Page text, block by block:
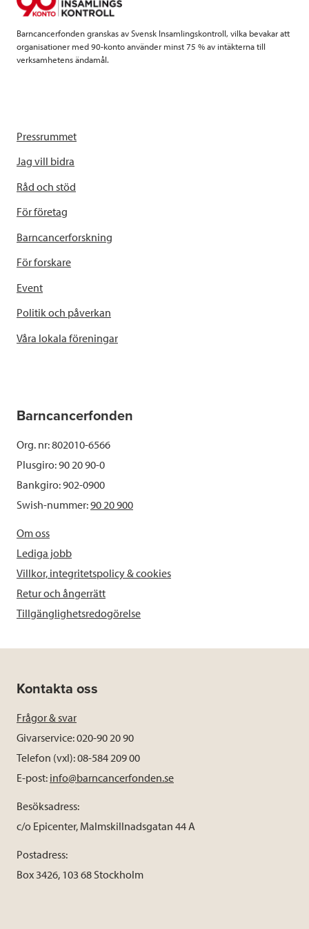
k
Barncancerfonden granskas av Svensk Insamlingskontroll, vilka bevakar att
organisationer med 90-konto använder minst 75 % av intäkterna till
verksamhetens ändamål.
Pressrummet
Jag vill bidra
Råd och stöd
För företag
Barncancerforskning
För forskare
Event
Politik och påverkan
Våra lokala föreningar
Barncancerfonden
Org. nr: 802010-6566
Plusgiro: 90 20 90-0
Bankgiro: 902-0900
Swish-nummer:90 20 900
Om oss
Lediga jobb
Villkor, integritetspolicy & cookies
Retur och ångerrätt
Tillgänglighetsredogörelse
Kontakta oss
Frågor & svar
Givarservice: 020-90 20 90
Telefon (vxl): 08-584 209 00
E-post: info@barncancerfonden.se
Besöksadress:
c/o Epicenter, Malmskillnadsgatan 44 A
Postadress:
Box 3426, 103 68 Stockholm